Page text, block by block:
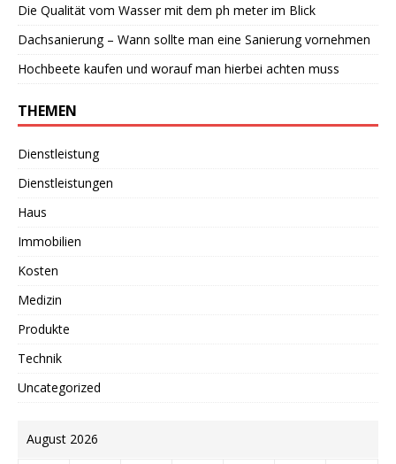
Die Qualität vom Wasser mit dem ph meter im Blick
Dachsanierung – Wann sollte man eine Sanierung vornehmen
Hochbeete kaufen und worauf man hierbei achten muss
THEMEN
Dienstleistung
Dienstleistungen
Haus
Immobilien
Kosten
Medizin
Produkte
Technik
Uncategorized
August 2026